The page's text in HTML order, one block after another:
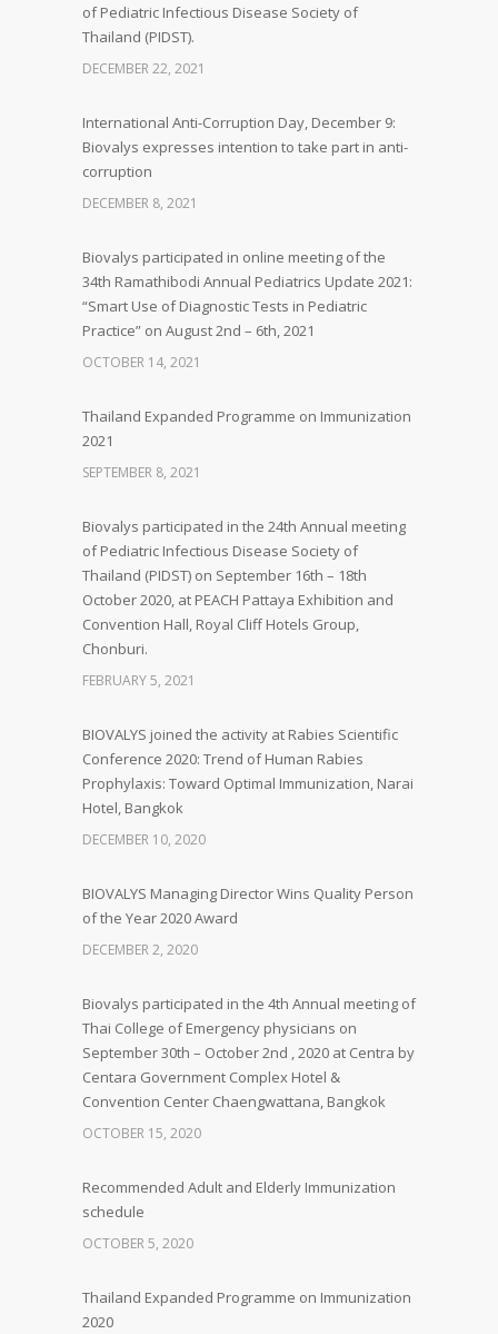
of Pediatric Infectious Disease Society of
Thailand (PIDST).
DECEMBER 22, 2021
International Anti-Corruption Day, December 9:
Biovalys expresses intention to take part in anti-
corruption
DECEMBER 8, 2021
Biovalys participated in online meeting of the
34th Ramathibodi Annual Pediatrics Update 2021:
“Smart Use of Diagnostic Tests in Pediatric
Practice” on August 2nd – 6th, 2021
OCTOBER 14, 2021
Thailand Expanded Programme on Immunization
2021
SEPTEMBER 8, 2021
Biovalys participated in the 24th Annual meeting
of Pediatric Infectious Disease Society of
Thailand (PIDST) on September 16th – 18th
October 2020, at PEACH Pattaya Exhibition and
Convention Hall, Royal Cliff Hotels Group,
Chonburi.
FEBRUARY 5, 2021
BIOVALYS joined the activity at Rabies Scientific
Conference 2020: Trend of Human Rabies
Prophylaxis: Toward Optimal Immunization, Narai
Hotel, Bangkok
DECEMBER 10, 2020
BIOVALYS Managing Director Wins Quality Person
of the Year 2020 Award
DECEMBER 2, 2020
Biovalys participated in the 4th Annual meeting of
Thai College of Emergency physicians on
September 30th – October 2nd , 2020 at Centra by
Centara Government Complex Hotel &
Convention Center Chaengwattana, Bangkok
OCTOBER 15, 2020
Recommended Adult and Elderly Immunization
schedule
OCTOBER 5, 2020
Thailand Expanded Programme on Immunization
2020